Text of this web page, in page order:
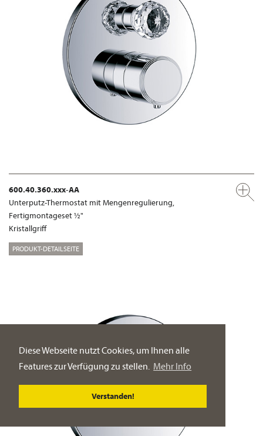
Diese Webseite nutzt Cookies, um Ihnen alle
Features zur Verfügung zu stellen. Mehr Info
Verstanden!
600.40.360.xxx-AA
Unterputz-Thermostat mit Mengenregulierung,
Fertigmontageset ½"
Kristallgriff
PRODUKT-DETAILSEITE